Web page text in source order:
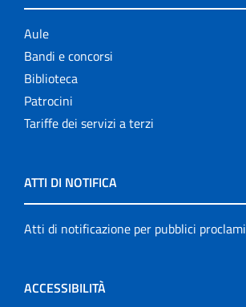
Aule
Bandi e concorsi
Biblioteca
Patrocini
Tariffe dei servizi a terzi
ATTI DI NOTIFICA
Atti di notificazione per pubblici proclami
ACCESSIBILITÀ